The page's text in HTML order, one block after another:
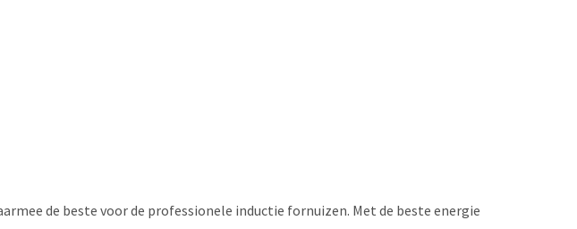
de beste voor de professionele inductie fornuizen. Met de beste energie